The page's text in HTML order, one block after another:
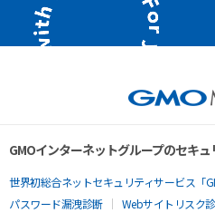
GMOインターネットグループのセキ
世界初総合ネットセキュリティサービス「
パスワード漏洩診断
Webサイトリスク